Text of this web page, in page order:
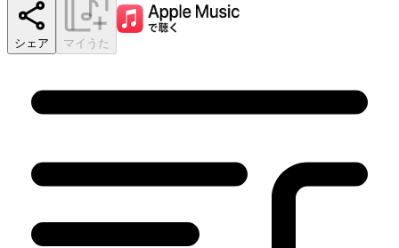
シェア マイうた